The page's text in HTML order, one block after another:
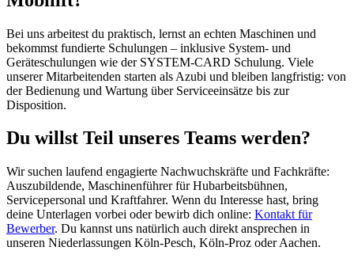
Bei uns arbeitest du praktisch, lernst an echten Maschinen und
bekommst fundierte Schulungen – inklusive System‑ und
Geräteschulungen wie der SYSTEM‑CARD Schulung. Viele
unserer Mitarbeitenden starten als Azubi und bleiben langfristig: von
der Bedienung und Wartung über Serviceeinsätze bis zur
Disposition.
Du willst Teil unseres Teams werden?
Wir suchen laufend engagierte Nachwuchskräfte und Fachkräfte:
Auszubildende, Maschinenführer für Hubarbeitsbühnen,
Servicepersonal und Kraftfahrer. Wenn du Interesse hast, bring
deine Unterlagen vorbei oder bewirb dich online: Kontakt für
Bewerber. Du kannst uns natürlich auch direkt ansprechen in
unseren Niederlassungen Köln‑Pesch, Köln‑Proz oder Aachen.